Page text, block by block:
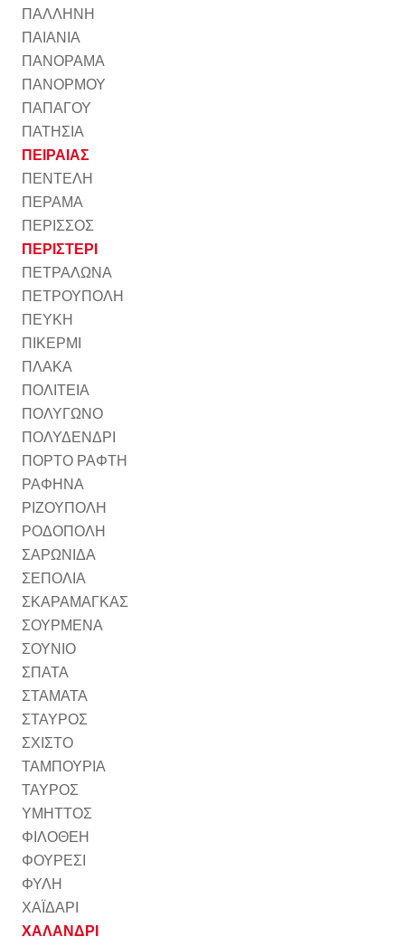
ΠΑΛΛΗΝΗ
ΠΑΙΑΝΙΑ
ΠΑΝΟΡΑΜΑ
ΠΑΝΟΡΜΟΥ
ΠΑΠΑΓΟΥ
ΠΑΤΗΣΙΑ
ΠΕΙΡΑΙΑΣ
ΠΕΝΤΕΛΗ
ΠΕΡΑΜΑ
ΠΕΡΙΣΣΟΣ
ΠΕΡΙΣΤΕΡΙ
ΠΕΤΡΑΛΩΝΑ
ΠΕΤΡΟΥΠΟΛΗ
ΠΕΥΚΗ
ΠΙΚΕΡΜΙ
ΠΛΑΚΑ
ΠΟΛΙΤΕΙΑ
ΠΟΛΥΓΩΝΟ
ΠΟΛΥΔΕΝΔΡΙ
ΠΟΡΤΟ ΡΑΦΤΗ
ΡΑΦΗΝΑ
ΡΙΖΟΥΠΟΛΗ
ΡΟΔΟΠΟΛΗ
ΣΑΡΩΝΙΔΑ
ΣΕΠΟΛΙΑ
ΣΚΑΡΑΜΑΓΚΑΣ
ΣΟΥΡΜΕΝΑ
ΣΟΥΝΙΟ
ΣΠΑΤΑ
ΣΤΑΜΑΤΑ
ΣΤΑΥΡΟΣ
ΣΧΙΣΤΟ
ΤΑΜΠΟΥΡΙΑ
ΤΑΥΡΟΣ
ΥΜΗΤΤΟΣ
ΦΙΛΟΘΕΗ
ΦΟΥΡΕΣΙ
ΦΥΛΗ
ΧΑΪΔΑΡΙ
ΧΑΛΑΝΔΡΙ